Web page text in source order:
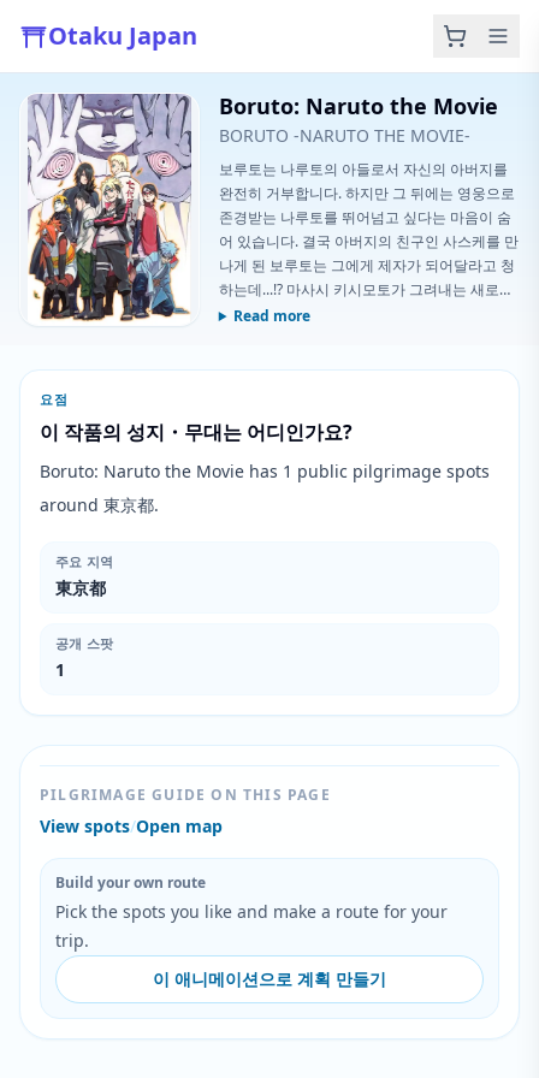
Otaku Japan
Boruto: Naruto the Movie
BORUTO -NARUTO THE MOVIE-
보루토는 나루토의 아들로서 자신의 아버지를
완전히 거부합니다. 하지만 그 뒤에는 영웅으로
존경받는 나루토를 뛰어넘고 싶다는 마음이 숨
어 있습니다. 결국 아버지의 친구인 사스케를 만
나게 된 보루토는 그에게 제자가 되어달라고 청
하는데...!? 마사시 키시모토가 그려내는 새로운
세대의 이야기의 막이 오릅니다! (출처: 애니메
Read more
요점
이 작품의 성지・무대는 어디인가요?
Boruto: Naruto the Movie has 1 public pilgrimage spots
around 東京都.
주요 지역
東京都
공개 스팟
1
PILGRIMAGE GUIDE ON THIS PAGE
View spots/Open map
Build your own route
Pick the spots you like and make a route for your
trip.
이 애니메이션으로 계획 만들기